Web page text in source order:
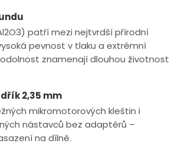
patří mezi nejtvrdší přírodní
pevnost v tlaku a extrémní
znamenají dlouhou životnost
2,35 mm
mikromotorových kleštin i
nástavců bez adaptérů –
na dílně.